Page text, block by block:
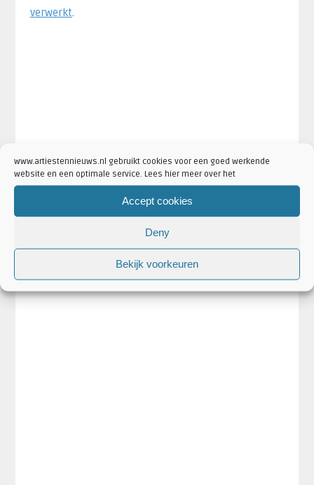
www.artiestennieuws.nl gebruikt cookies voor een goed werkende
website en een optimale service. Lees hier meer over het
Accept cookies
Deny
Bekijk voorkeuren
verwerkt.